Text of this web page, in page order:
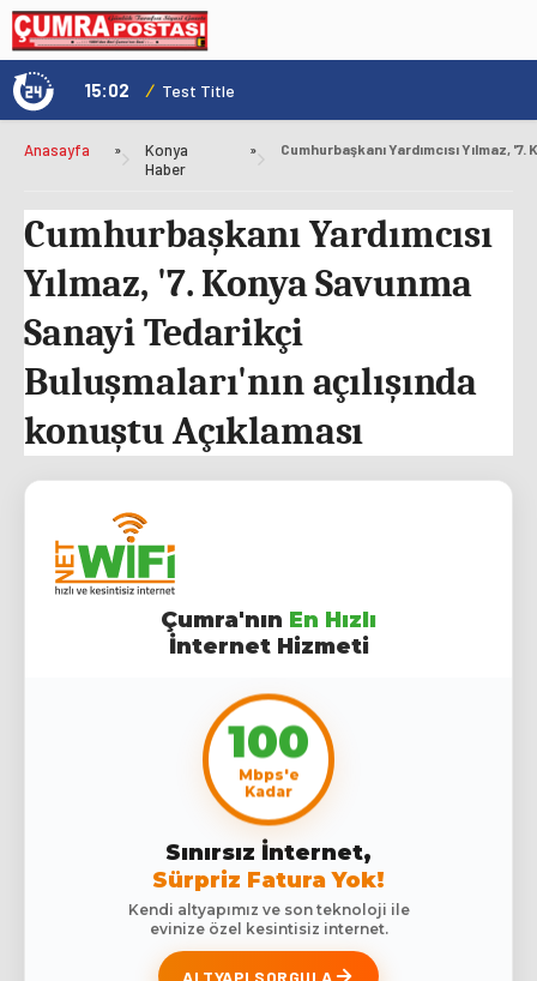
15:02 / Test Title
Anasayfa »
Konya
Haber
»
Cumhurbaşkanı Yardımcısı
Yılmaz, '7. Konya Savunma
Sanayi Tedarikçi
Buluşmaları'nın açılışında
konuştu Açıklaması
Çumra'nın En Hızlı
İnternet Hizmeti
100
Mbps'e
Kadar
Sınırsız İnternet,
Sürpriz Fatura Yok!
Kendi altyapımız ve son teknoloji ile
evinize özel kesintisiz internet.
ALTYAPI SORGULA